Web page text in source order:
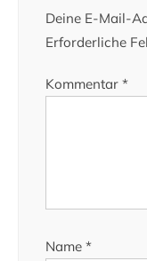
Deine E-Mail-
Erforderliche
Kommentar *
Name *